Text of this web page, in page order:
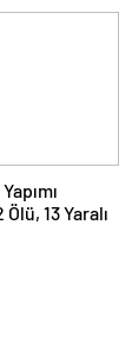
Ölü, 13 Yaralı